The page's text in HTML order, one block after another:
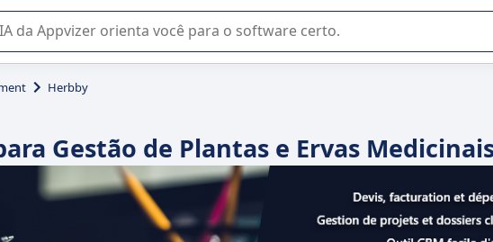
no uso ou na seleção de software SaaS para sua empresa.
Herbby
Gestão de Plantas e Ervas